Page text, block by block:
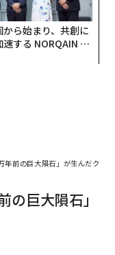
から始まり、共創に
する NORQAIN JA
年前の巨大隕石」が生んだクレ
巨大隕石」